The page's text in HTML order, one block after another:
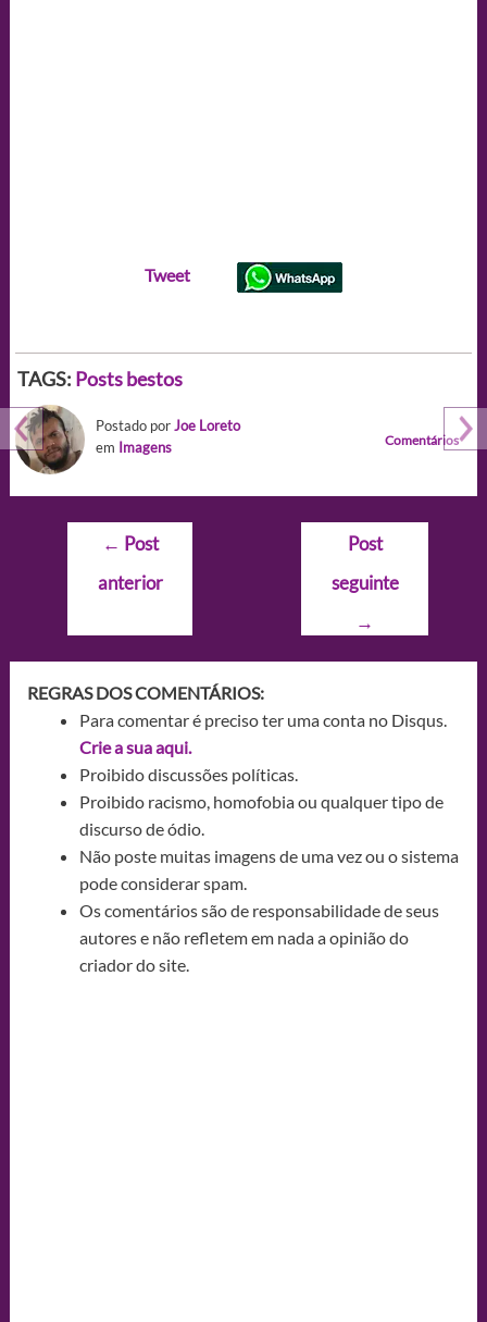
Tweet
TAGS: Posts bestos
Postado porJoe Loreto
em Imagens Comentários
Navegação
Post
← Post
anterior
Post
seguinte
→
REGRAS DOS COMENTÁRIOS:
Para comentar é preciso ter uma conta no Disqus.
Crie a sua aqui.
Proibido discussões políticas.
Proibido racismo, homofobia ou qualquer tipo de
discurso de ódio.
Não poste muitas imagens de uma vez ou o sistema
pode considerar spam.
Os comentários são de responsabilidade de seus
autores e não refletem em nada a opinião do
criador do site.